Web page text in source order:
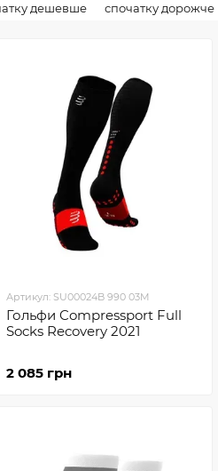
дешевше спочатку дорожче
Артикул: SU00024B 990 03M
Гольфи Compressport Full
Socks Recovery 2021
2 085 грн